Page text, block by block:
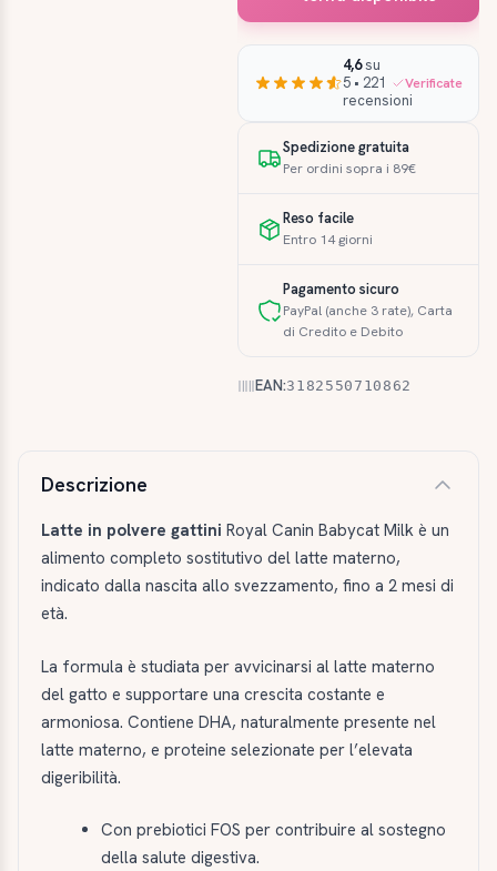
4,6su
5 • 221
recensioni
Verificate
Spedizione gratuita
Per ordini sopra i 89€
Reso facile
Entro 14 giorni
Pagamento sicuro
PayPal (anche 3 rate), Carta
di Credito e Debito
EAN:3182550710862
Descrizione
Latte in polvere gattini Royal Canin Babycat Milk è un
alimento completo sostitutivo del latte materno,
indicato dalla nascita allo svezzamento, fino a 2 mesi di
età.
La formula è studiata per avvicinarsi al latte materno
del gatto e supportare una crescita costante e
armoniosa. Contiene DHA, naturalmente presente nel
latte materno, e proteine selezionate per l’elevata
digeribilità.
Con prebiotici FOS per contribuire al sostegno
della salute digestiva.